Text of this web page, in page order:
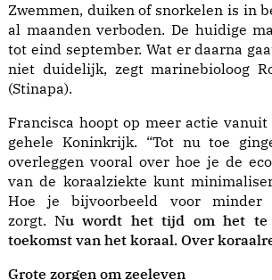
Zwemmen, duiken of snorkelen is in
al maanden verboden. De huidige
tot eind september. Wat er daarna
niet duidelijk, zegt marinebioloog
(Stinapa).
Francisca hoopt op meer actie
gehele Koninkrijk. “Tot nu toe
overleggen vooral over hoe je de
van de koraalziekte kunt
Hoe je bijvoorbeeld voor minder
zorgt. Nu wordt het tijd om het te
toekomst van het koraal. Over
Grote zorgen om zeeleven